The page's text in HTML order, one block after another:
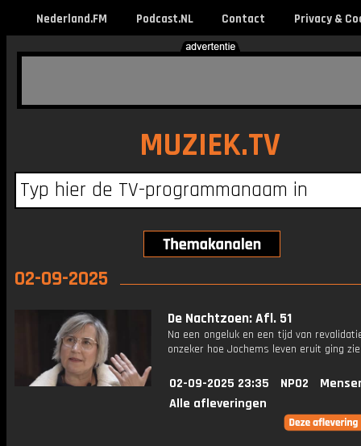
Nederland.FM Podcast.NL Contact Privacy &
MUZIEK.TV
02-09-2025
De Nachtzoen: Afl. 51
Na een ongeluk en een tijd van
onzeker hoe Jochems leven eruit ging
02-09-2025 23:35 NPO2
Alle afleveringen